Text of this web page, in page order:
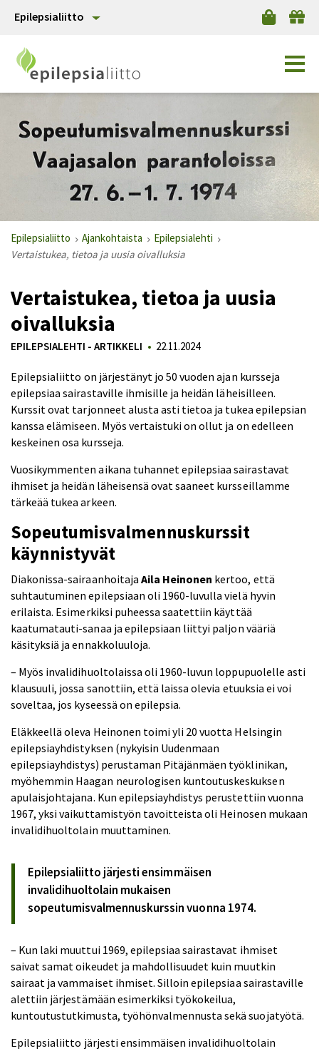
Epilepsialiitto
Epilepsialiitto Ajankohtaista
Epilepsialehti
Vertaistukea, tietoa ja uusia oivalluksia
Vertaistukea, tietoa ja uusia
oivalluksia
EPILEPSIALEHTI - ARTIKKELI 22.11.2024
Epilepsialiitto on järjestänyt jo 50 vuoden ajan kursseja
epilepsiaa sairastaville ihmisille ja heidän läheisilleen.
Kurssit ovat tarjonneet alusta asti tietoa ja tukea epilepsian
kanssa elämiseen. Myös vertaistuki on ollut ja on edelleen
keskeinen osa kursseja.
Vuosikymmenten aikana tuhannet epilepsiaa sairastavat
ihmiset ja heidän läheisensä ovat saaneet kursseillamme
tärkeää tukea arkeen.
Sopeutumisvalmennuskurssit
käynnistyvät
Diakonissa-sairaanhoitaja Aila Heinonen kertoo, että
suhtautuminen epilepsiaan oli 1960-luvulla vielä hyvin
erilaista. Esimerkiksi puheessa saatettiin käyttää
kaatumatauti-sanaa ja epilepsiaan liittyi paljon vääriä
käsityksiä ja ennakkoluuloja.
– Myös invalidihuoltolaissa oli 1960-luvun loppupuolelle asti
klausuuli, jossa sanottiin, että laissa olevia etuuksia ei voi
soveltaa, jos kyseessä on epilepsia.
Eläkkeellä oleva Heinonen toimi yli 20 vuotta Helsingin
epilepsiayhdistyksen (nykyisin Uudenmaan
epilepsiayhdistys) perustaman Pitäjänmäen työklinikan,
myöhemmin Haagan neurologisen kuntoutuskeskuksen
apulaisjohtajana. Kun epilepsiayhdistys perustettiin vuonna
1967, yksi vaikuttamistyön tavoitteista oli Heinosen mukaan
invalidihuoltolain muuttaminen.
Epilepsialiitto järjesti ensimmäisen
invalidihuoltolain mukaisen
sopeutumisvalmennuskurssin vuonna 1974.
– Kun laki muuttui 1969, epilepsiaa sairastavat ihmiset
saivat samat oikeudet ja mahdollisuudet kuin muutkin
sairaat ja vammaiset ihmiset. Silloin epilepsiaa sairastaville
alettiin järjestämään esimerkiksi työkokeilua,
kuntoutustutkimusta, työhönvalmennusta sekä suojatyötä.
Epilepsialiitto järjesti ensimmäisen invalidihuoltolain